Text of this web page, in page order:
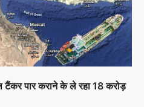
टैंकर पार कराने के ले रहा 18 करोड़